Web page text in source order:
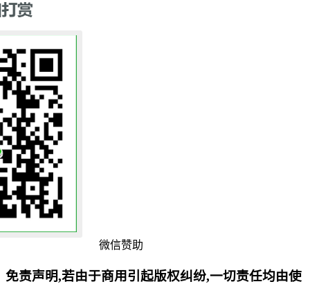
微信赞助
免责声明,若由于商用引起版权纠纷,一切责任均由使